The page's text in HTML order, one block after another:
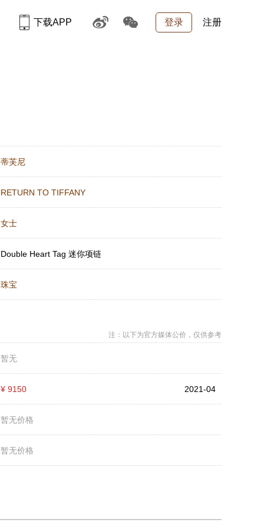
登录 注册
下载APP
蒂芙尼
RETURN TO TIFFANY
女士
Double Heart Tag 迷你项链
珠宝
注：以下为官方媒体公价，仅供参考
暂无
¥ 9150 2021-04
暂无价格
暂无价格